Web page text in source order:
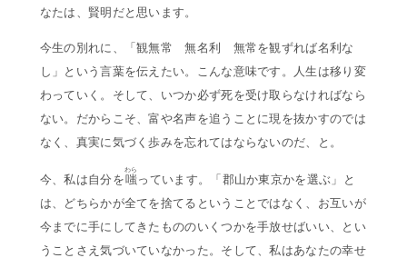
なたは、賢明だと思います。
今生の別れに、「観無常 無名利 無常を観ずれば名利な
し」という言葉を伝えたい。こんな意味です。人生は移り変
わっていく。そして、いつか必ず死を受け取らなければなら
ない。だからこそ、富や名声を追うことに現を抜かすのでは
なく、真実に気づく歩みを忘れてはならないのだ、と。
今、私は自分を嗤
わら
っています。「郡山か東京かを選ぶ」と
は、どちらかが全てを捨てるということではなく、お互いが
今までに手にしてきたもののいくつかを手放せばいい、とい
うことさえ気づいていなかった。そして、私はあなたの幸せ